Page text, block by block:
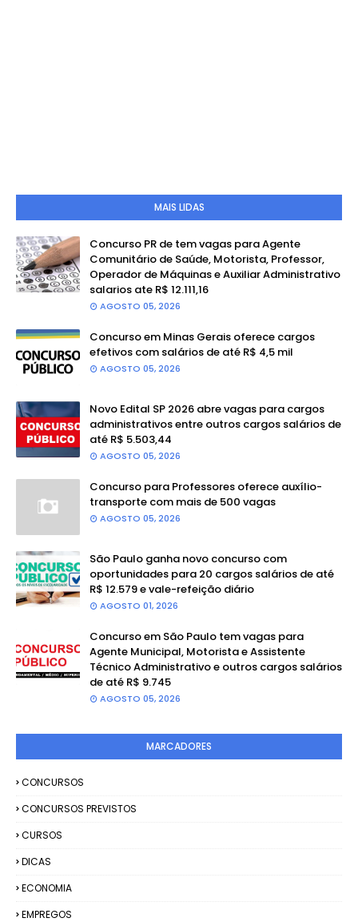
MAIS LIDAS
Concurso PR de tem vagas para Agente
Comunitário de Saúde, Motorista, Professor,
Operador de Máquinas e Auxiliar Administrativo
salarios ate R$ 12.111,16
AGOSTO 05, 2026
Concurso em Minas Gerais oferece cargos
efetivos com salários de até R$ 4,5 mil
AGOSTO 05, 2026
Novo Edital SP 2026 abre vagas para cargos
administrativos entre outros cargos salários de
até R$ 5.503,44
AGOSTO 05, 2026
Concurso para Professores oferece auxílio-
transporte com mais de 500 vagas
AGOSTO 05, 2026
São Paulo ganha novo concurso com
oportunidades para 20 cargos salários de até
R$ 12.579 e vale-refeição diário
AGOSTO 01, 2026
Concurso em São Paulo tem vagas para
Agente Municipal, Motorista e Assistente
Técnico Administrativo e outros cargos salários
de até R$ 9.745
AGOSTO 05, 2026
MARCADORES
CONCURSOS
CONCURSOS PREVISTOS
CURSOS
DICAS
ECONOMIA
EMPREGOS